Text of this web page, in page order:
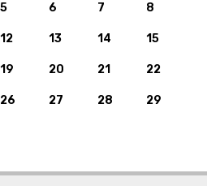
5 6 7 8
12 13 14 15
19 20 21 22
26 27 28 29